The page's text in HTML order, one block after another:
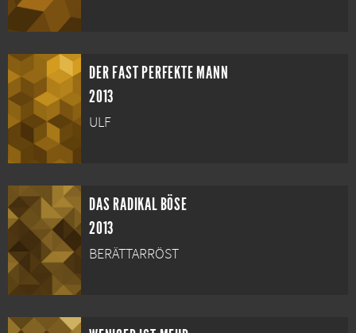
DER FAST PERFEKTE MANN
2013
ULF
DAS RADIKAL BÖSE
2013
BERÄTTARRÖST